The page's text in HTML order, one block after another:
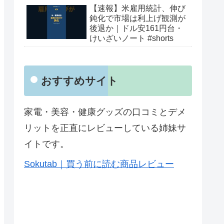
【速報】米雇用統計、伸び
鈍化で市場は利上げ観測が
後退か｜ドル安161円台・
けいざいノート #shorts
おすすめサイト
家電・美容・健康グッズの口コミとデメ
リットを正直にレビューしている姉妹サ
イトです。
Sokutab｜買う前に読む商品レビュー